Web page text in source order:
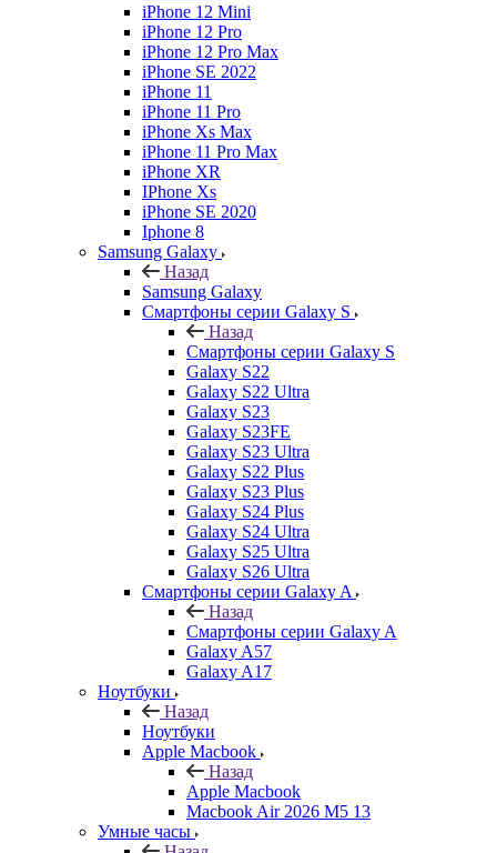
iPhone 12 Mini
iPhone 12 Pro
iPhone 12 Pro Max
iPhone SE 2022
iPhone 11
iPhone 11 Pro
iPhone Xs Max
iPhone 11 Pro Max
iPhone XR
IPhone Xs
iPhone SE 2020
Iphone 8
Samsung Galaxy
Назад
Samsung Galaxy
Смартфоны серии Galaxy S
Назад
Смартфоны серии Galaxy S
Galaxy S22
Galaxy S22 Ultra
Galaxy S23
Galaxy S23FE
Galaxy S23 Ultra
Galaxy S22 Plus
Galaxy S23 Plus
Galaxy S24 Plus
Galaxy S24 Ultra
Galaxy S25 Ultra
Galaxy S26 Ultra
Смартфоны серии Galaxy A
Назад
Смартфоны серии Galaxy A
Galaxy A57
Galaxy A17
Ноутбуки
Назад
Ноутбуки
Apple Macbook
Назад
Apple Macbook
Macbook Air 2026 M5 13
Умные часы